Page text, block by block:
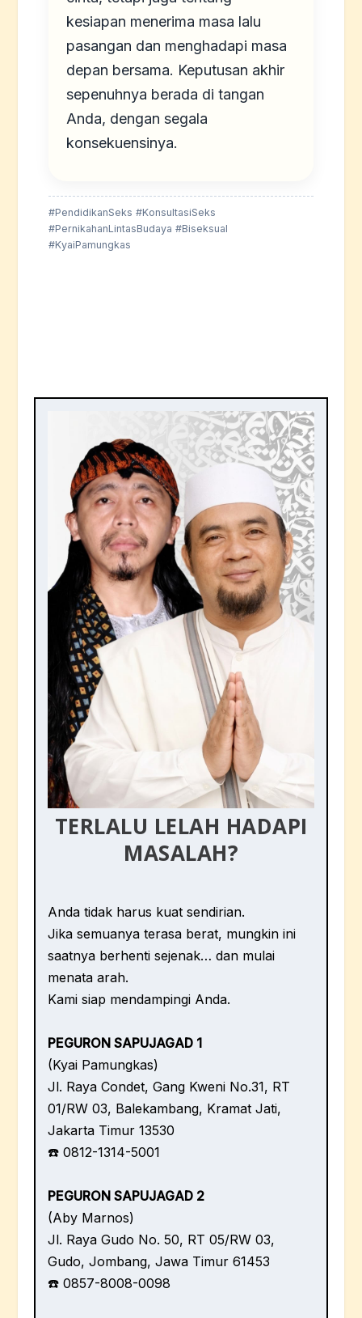
kesiapan menerima masa lalu
pasangan dan menghadapi masa
depan bersama. Keputusan akhir
sepenuhnya berada di tangan
Anda, dengan segala
konsekuensinya.
#PendidikanSeks #KonsultasiSeks
#PernikahanLintasBudaya #Biseksual
#KyaiPamungkas
TERLALU LELAH HADAPI
MASALAH?
Anda tidak harus kuat sendirian.
Jika semuanya terasa berat, mungkin ini
saatnya berhenti sejenak… dan mulai
menata arah.
Kami siap mendampingi Anda.
PEGURON SAPUJAGAD 1
(Kyai Pamungkas)
Jl. Raya Condet, Gang Kweni No.31, RT
01/RW 03, Balekambang, Kramat Jati,
Jakarta Timur 13530
☎️ 0812-1314-5001
PEGURON SAPUJAGAD 2
(Aby Marnos)
Jl. Raya Gudo No. 50, RT 05/RW 03,
Gudo, Jombang, Jawa Timur 61453
☎️ 0857-8008-0098